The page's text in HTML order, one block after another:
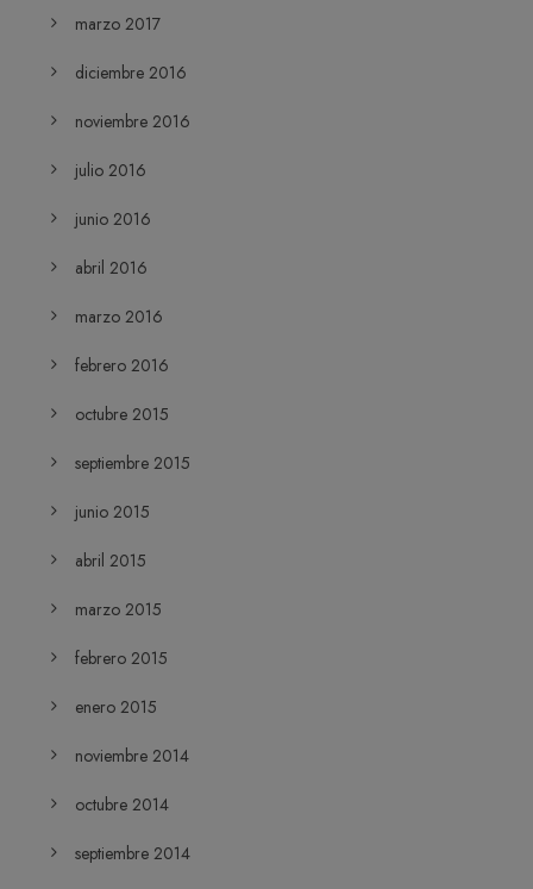
marzo 2017
diciembre 2016
noviembre 2016
julio 2016
junio 2016
abril 2016
marzo 2016
febrero 2016
octubre 2015
septiembre 2015
junio 2015
abril 2015
marzo 2015
febrero 2015
enero 2015
noviembre 2014
octubre 2014
septiembre 2014